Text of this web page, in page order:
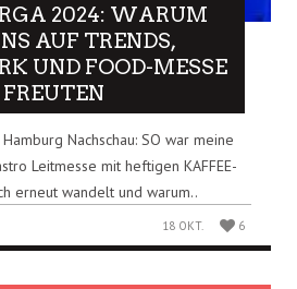
2024: WARUM
AUF TRENDS,
UND FOOD-MESSE
FREUTEN
Hamburg Nachschau: SO war meine
Leitmesse mit heftigen KAFFEE-
erneut wandelt und warum..
18 OKT. 6